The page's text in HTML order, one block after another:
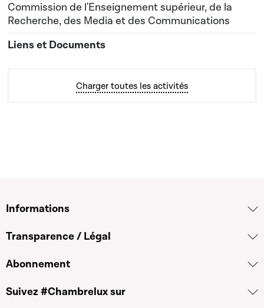
Commission de l'Enseignement supérieur, de la
Recherche, des Media et des Communications
Charger toutes les activités
Informations
Transparence / Légal
Abonnement
Suivez #Chambrelux sur